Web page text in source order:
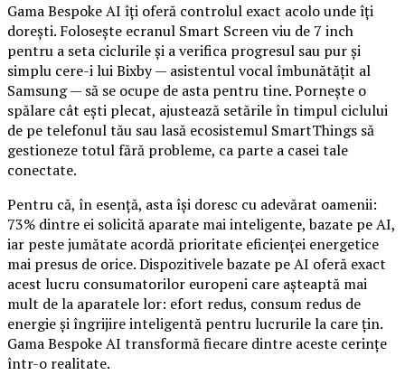
Gama Bespoke AI îți oferă controlul exact acolo unde îți
dorești. Folosește ecranul Smart Screen viu de 7 inch
pentru a seta ciclurile și a verifica progresul sau pur și
simplu cere-i lui Bixby — asistentul vocal îmbunătățit al
Samsung — să se ocupe de asta pentru tine. Pornește o
spălare cât ești plecat, ajustează setările în timpul ciclului
de pe telefonul tău sau lasă ecosistemul SmartThings să
gestioneze totul fără probleme, ca parte a casei tale
conectate.
Pentru că, în esență, asta își doresc cu adevărat oamenii:
73% dintre ei solicită aparate mai inteligente, bazate pe AI,
iar peste jumătate acordă prioritate eficienței energetice
mai presus de orice. Dispozitivele bazate pe AI oferă exact
acest lucru consumatorilor europeni care așteaptă mai
mult de la aparatele lor: efort redus, consum redus de
energie și îngrijire inteligentă pentru lucrurile la care țin.
Gama Bespoke AI transformă fiecare dintre aceste cerințe
într-o realitate.